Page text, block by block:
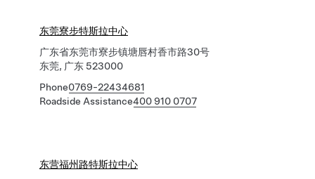
东莞寮步特斯拉中心
广东省东莞市寮步镇塘唇村香市路30号
东莞, 广东 523000
Phone0769-22434681
Roadside Assistance400 910 0707
东营福州路特斯拉中心